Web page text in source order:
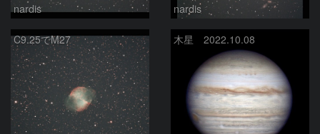
nardis nardis
C9.25でM27 木星 2022.10.08